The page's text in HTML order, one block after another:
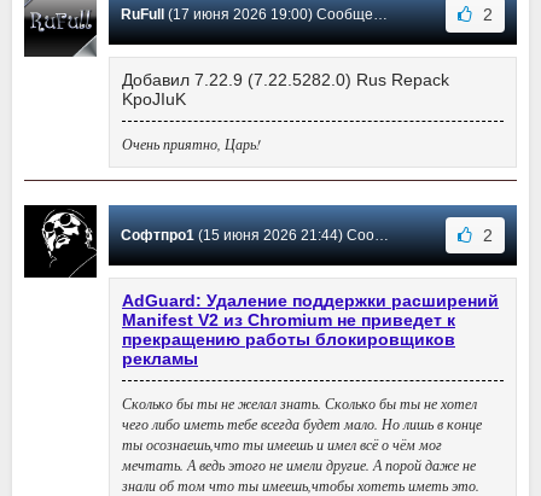
RuFull (17 июня 2026 19:00) Сообщение #4130 2
Добавил 7.22.9 (7.22.5282.0) Rus Repack
KpoJIuK
Очень приятно, Царь!
Софтпро1(15 июня 2026 21:44) Сообщение #4129 2
AdGuard: Удаление поддержки расширений
Manifest V2 из Chromium не приведет к
прекращению работы блокировщиков
рекламы
Сколько бы ты не желал знать. Сколько бы ты не хотел
чего либо иметь тебе всегда будет мало. Но лишь в конце
ты осознаешь,что ты имеешь и имел всё о чём мог
мечтать. А ведь этого не имели другие. А порой даже не
знали об том что ты имеешь,чтобы хотеть иметь это.